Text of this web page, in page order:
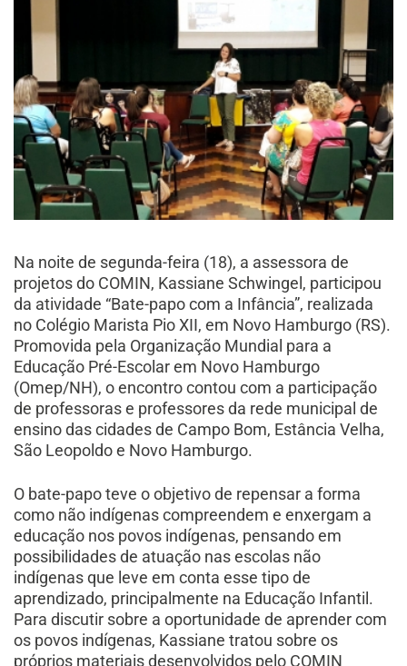
Na noite de segunda-feira (18), a assessora de
projetos do COMIN, Kassiane Schwingel, participou
da atividade “Bate-papo com a Infância”, realizada
no Colégio Marista Pio XII, em Novo Hamburgo (RS).
Promovida pela Organização Mundial para a
Educação Pré-Escolar em Novo Hamburgo
(Omep/NH), o encontro contou com a participação
de professoras e professores da rede municipal de
ensino das cidades de Campo Bom, Estância Velha,
São Leopoldo e Novo Hamburgo.
O bate-papo teve o objetivo de repensar a forma
como não indígenas compreendem e enxergam a
educação nos povos indígenas, pensando em
possibilidades de atuação nas escolas não
indígenas que leve em conta esse tipo de
aprendizado, principalmente na Educação Infantil.
Para discutir sobre a oportunidade de aprender com
os povos indígenas, Kassiane tratou sobre os
próprios materiais desenvolvidos pelo COMIN